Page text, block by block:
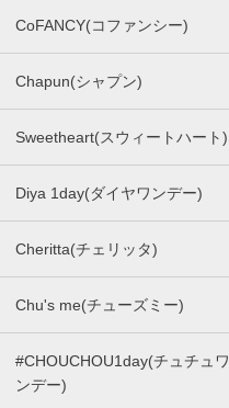
CoFANCY(コファンシー)
Chapun(シャプン)
Sweetheart(スウィートハート)
Diya 1day(ダイヤワンデー)
Cheritta(チェリッタ)
Chu's me(チューズミー)
#CHOUCHOU1day(チュチュワ
ンデー)